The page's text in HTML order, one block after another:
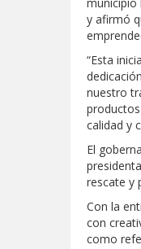
y afirmó
“Esta
nuestro
calidad y
El
rescate y
Con la
con
como